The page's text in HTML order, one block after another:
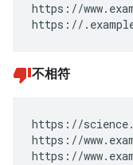
https://
https://
不相符
https://
https://
https://